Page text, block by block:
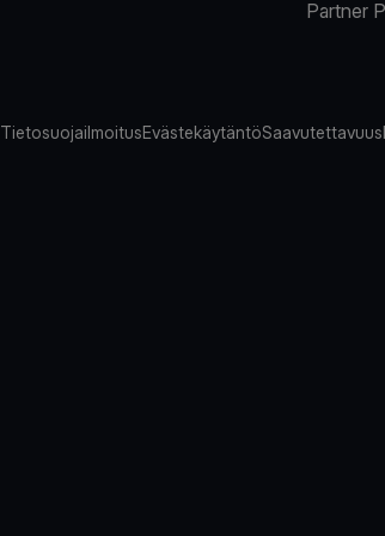
Partner
TietosuojailmoitusEvästekäytäntö